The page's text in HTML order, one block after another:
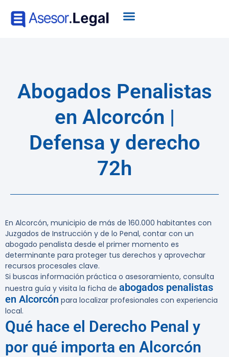
Abogados Penalistas
en Alcorcón |
Defensa y derecho
72h
En Alcorcón, municipio de más de 160.000 habitantes con
Juzgados de Instrucción y de lo Penal, contar con un
abogado penalista desde el primer momento es
determinante para proteger tus derechos y aprovechar
recursos procesales clave.
Si buscas información práctica o asesoramiento, consulta
nuestra guía y visita la ficha de abogados penalistas
en Alcorcón para localizar profesionales con experiencia
local.
Qué hace el Derecho Penal y
por qué importa en Alcorcón